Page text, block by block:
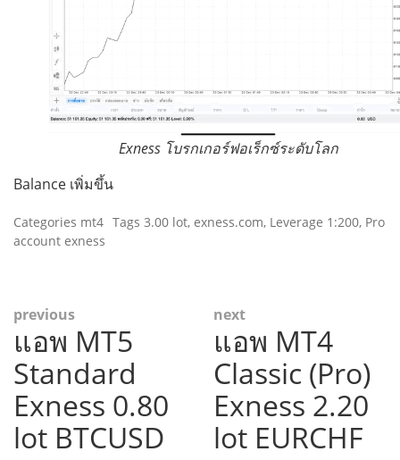
Exness โบรกเกอร์ฟอเร็กซ์ระดับโลก
Balance เพิ่มขึ้น
Categories mt4 Tags 3.00 lot, exness.com, Leverage 1:200, Pro
account exness
Post
navigation
previous
Previous
post:
แอพ MT5
Standard
Exness 0.80
lot BTCUSD
next
Next
post:
แอพ MT4
Classic (Pro)
Exness 2.20
lot EURCHF